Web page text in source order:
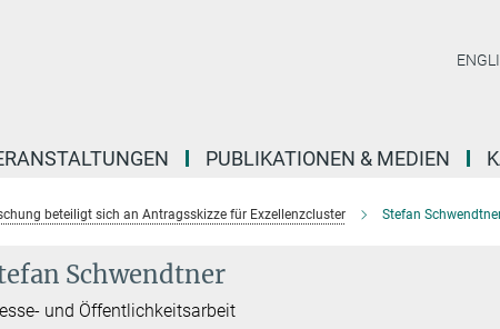
PUBLIKATIONEN & MEDIEN
beteiligt sich an Antragsskizze für Exzellenzcluster Stefan
Schwendtner
und Öffentlichkeitsarbeit